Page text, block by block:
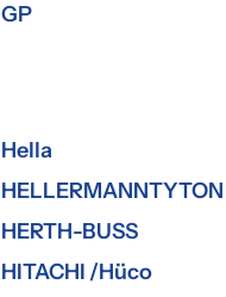
GP
Hella
HELLERMANNTYTON
HERTH-BUSS
HITACHI /Hüco